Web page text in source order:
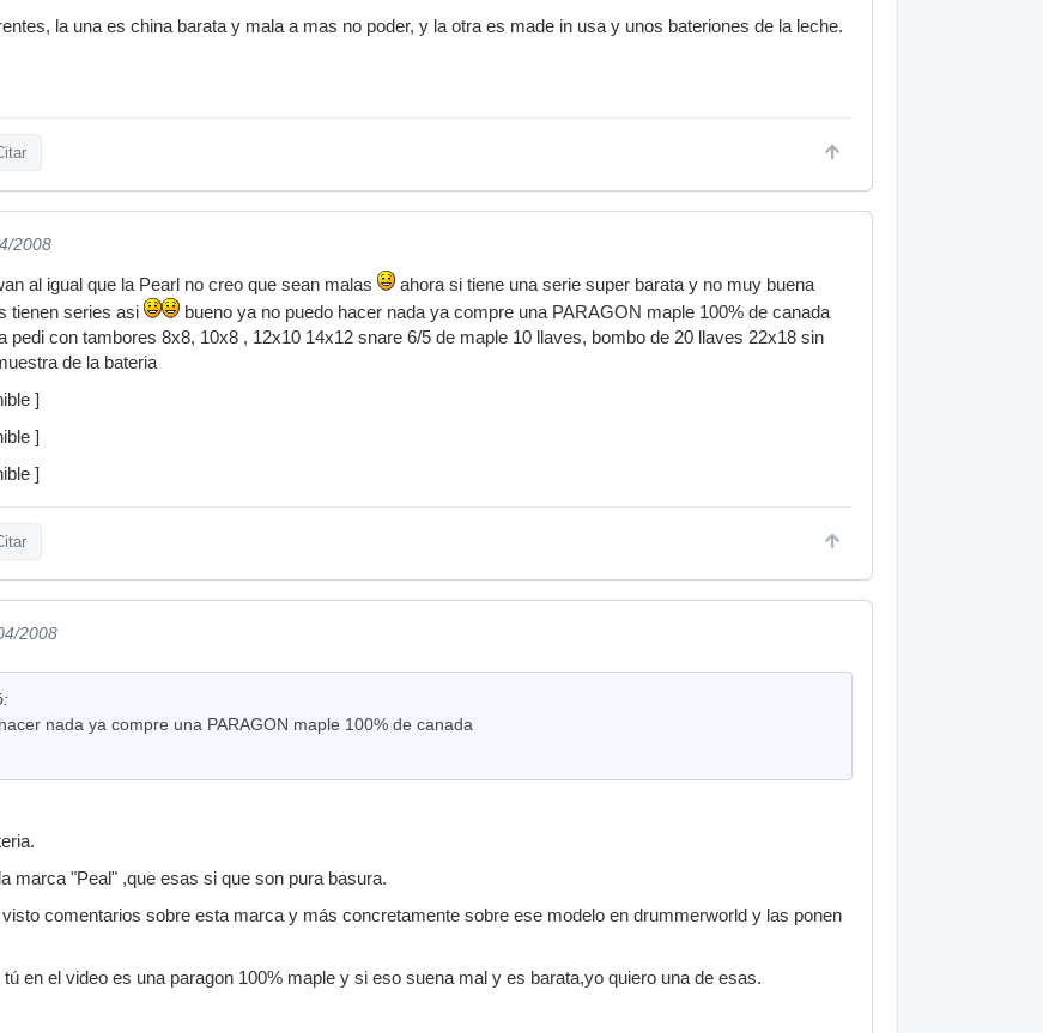
la una es china barata y mala a mas no poder, y la otra es made in usa y unos bateriones de la leche.
2008
al igual que la Pearl no creo que sean malas
ahora si tiene una serie super barata y no muy buena
tienen series asi
bueno ya no puedo hacer nada ya compre una PARAGON maple 100% de canada
pedi con tambores 8x8, 10x8 , 12x10 14x12 snare 6/5 de maple 10 llaves, bombo de 20 llaves 22x18 sin
de la bateria
]
]
]
2008
nada ya compre una PARAGON maple 100% de canada
marca "Peal" ,que esas si que son pura basura.
comentarios sobre esta marca y más concretamente sobre ese modelo en drummerworld y las ponen
en el video es una paragon 100% maple y si eso suena mal y es barata,yo quiero una de esas.